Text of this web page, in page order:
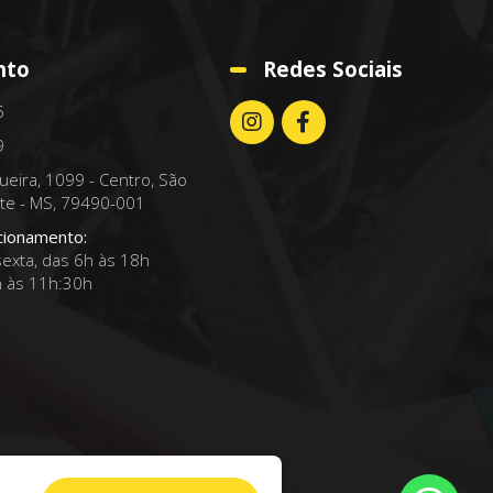
1099 - Centro, São
- MS, 79490-001
das 6h às 18h
às 11h:30h
Redes Sociais